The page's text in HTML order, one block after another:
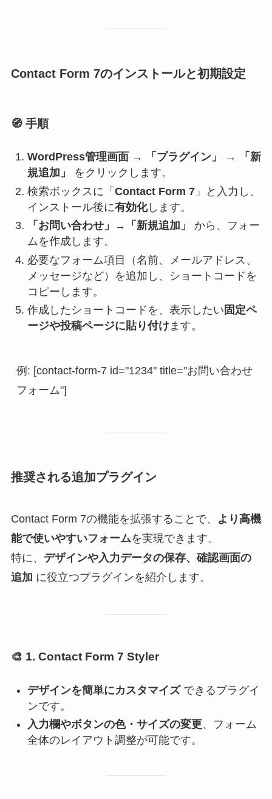
Contact Form 7のインストールと初期設定
🧭 手順
WordPress管理画面 →
「プラグイン」 → 「新
規追加」
をクリックします。
検索ボックスに「 Contact Form 7」と入力し、
インストール後に有効化します。
「お問い合わせ」→「新規追加」
から、フォー
ムを作成します。
必要なフォーム項目（名前、メールアドレス、
メッセージなど）を追加し、ショートコードを
コピーします。
作成したショートコードを、表示したい 固定ペ
ージや投稿ページに貼り付けます。
例: [contact-form-7 id="1234" title="お問い合わせ
フォーム"]
推奨される追加プラグイン
Contact Form 7の機能を拡張することで、
より高機
能で使いやすいフォームを実現できます。
特に、 デザインや入力データの保存、確認画面の
追加 に役立つプラグインを紹介します。
🎨 1. Contact Form 7 Styler
デザインを簡単にカスタマイズできるプラグイ
ンです。
入力欄やボタンの色・サイズの変更、フォーム
全体のレイアウト調整が可能です。